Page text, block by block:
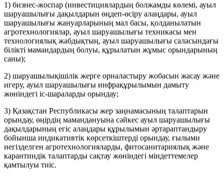
1) бизнес-жоспар (инвестициялардың болжамды көлемі, ауыл
шаруашылығы дақылдарын өңдеп-өсіру алаңдары, ауыл
шаруашылығы жануарларының мал басы, қолданылатын
агротехнологиялар, ауыл шаруашылығы техникасы мен
технологиялық жабдықтың, ауыл шаруашылығы саласындағы
білікті мамандардың болуы, құрылатын жұмыс орындарының
саны);
2) шаруашылықішілік жерге орналастыру жобасын жасау және
игеру, ауыл шаруашылығы инфрақұрылымын дамыту
жөніндегі іс-шараларды орындау;
3) Қазақстан Республикасы жер заңнамасының талаптарын
орындау, өңірдің мамандануына сәйкес ауыл шаруашылығы
дақылдарының егіс алаңдары құрылымын әртараптандыру
бойынша индикативтік көрсеткіштерді орындау, ғылыми
негізделген агротехнологияларды, фитосанитариялық және
карантиндік талаптарды сақтау жөніндегі міндеттемелер
қамтылуы тиіс.